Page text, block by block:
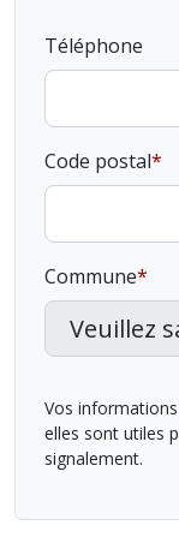
Téléphone
Code postal
Commune
Vos
elles sont utiles
signalement.